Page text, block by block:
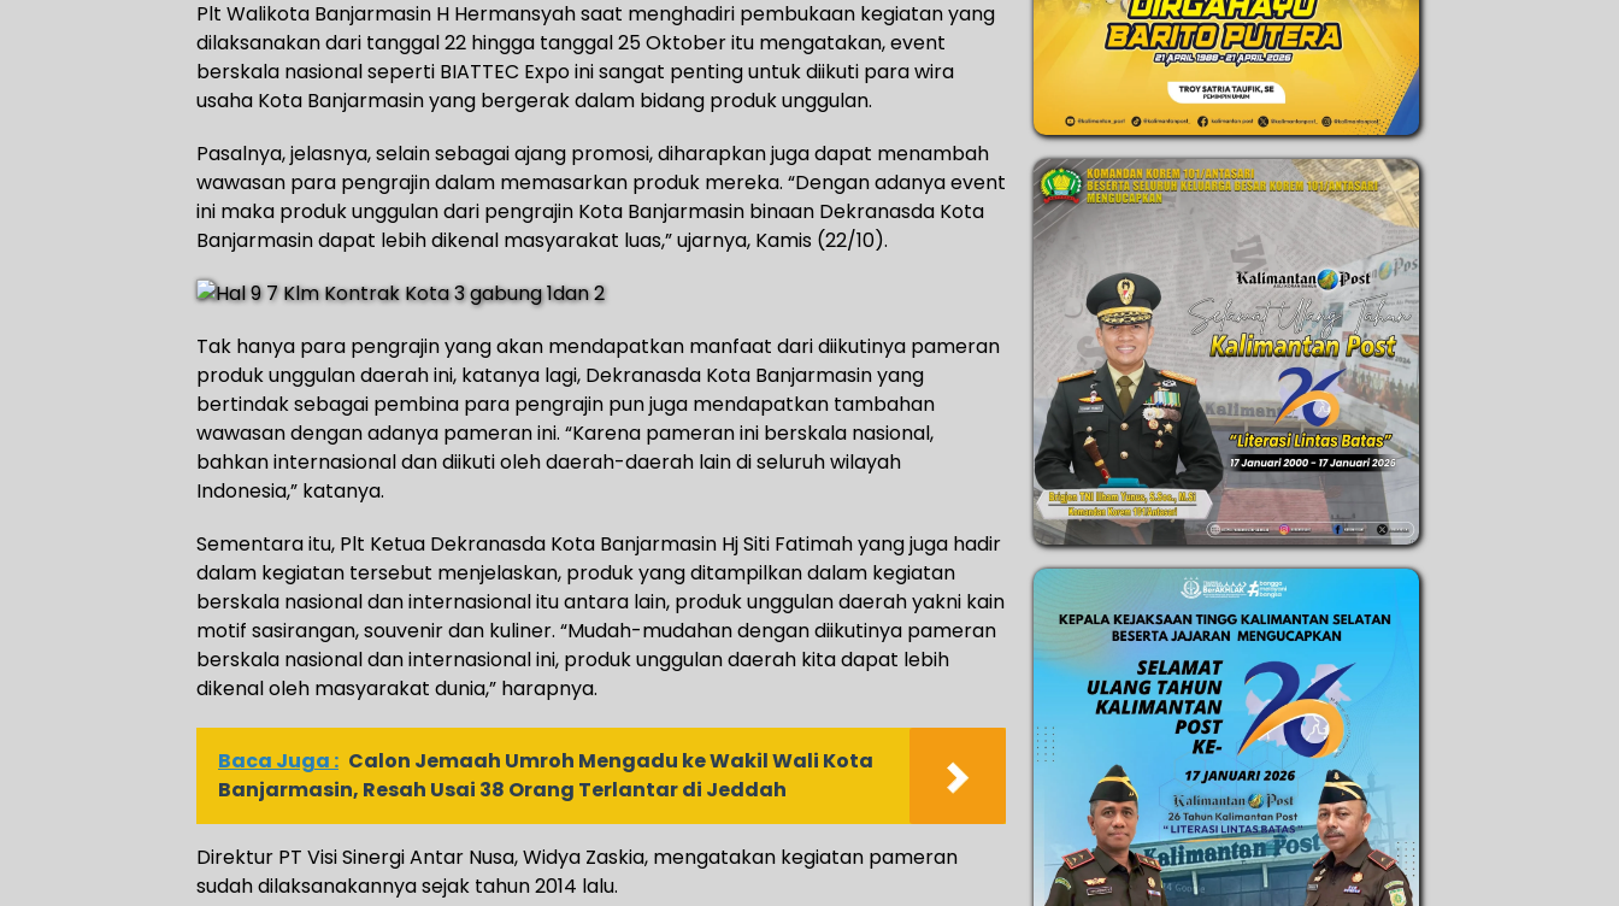
Plt Walikota Banjarmasin H Hermansyah saat menghadiri pembukaan kegiatan yang
dilaksanakan dari tanggal 22 hingga tanggal 25 Oktober itu mengatakan, event
berskala nasional seperti BIATTEC Expo ini sangat penting untuk diikuti para wira
usaha Kota Banjarmasin yang bergerak dalam bidang produk unggulan.
Pasalnya, jelasnya, selain sebagai ajang promosi, diharapkan juga dapat menambah
wawasan para pengrajin dalam memasarkan produk mereka. “Dengan adanya event
ini maka produk unggulan dari pengrajin Kota Banjarmasin binaan Dekranasda Kota
Banjarmasin dapat lebih dikenal masyarakat luas,” ujarnya, Kamis (22/10).
Tak hanya para pengrajin yang akan mendapatkan manfaat dari diikutinya pameran
produk unggulan daerah ini, katanya lagi, Dekranasda Kota Banjarmasin yang
bertindak sebagai pembina para pengrajin pun juga mendapatkan tambahan
wawasan dengan adanya pameran ini. “Karena pameran ini berskala nasional,
bahkan internasional dan diikuti oleh daerah-daerah lain di seluruh wilayah
Indonesia,” katanya.
Sementara itu, Plt Ketua Dekranasda Kota Banjarmasin Hj Siti Fatimah yang juga hadir
dalam kegiatan tersebut menjelaskan, produk yang ditampilkan dalam kegiatan
berskala nasional dan internasional itu antara lain, produk unggulan daerah yakni kain
motif sasirangan, souvenir dan kuliner. “Mudah-mudahan dengan diikutinya pameran
berskala nasional dan internasional ini, produk unggulan daerah kita dapat lebih
dikenal oleh masyarakat dunia,” harapnya.
Baca Juga : Calon Jemaah Umroh Mengadu ke Wakil Wali Kota
Banjarmasin, Resah Usai 38 Orang Terlantar di Jeddah
Direktur PT Visi Sinergi Antar Nusa, Widya Zaskia, mengatakan kegiatan pameran
sudah dilaksanakannya sejak tahun 2014 lalu.